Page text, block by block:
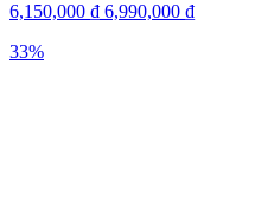
6,150,000 ₫ 6,990,000 ₫
33%